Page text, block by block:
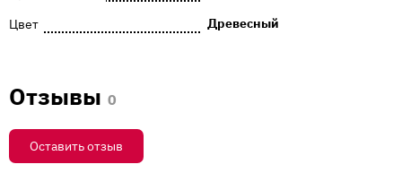
Цвет
Древесный
Отзывы 0
Оставить отзыв